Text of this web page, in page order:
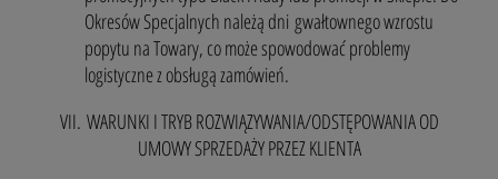
Okresów Specjalnych należą dni gwałtownego wzrostu
popytu na Towary, co może spowodować problemy
logistyczne z obsługą zamówień.
VII. WARUNKI I TRYB ROZWIĄZYWANIA/ODSTĘPOWANIA OD
UMOWY SPRZEDAŻY PRZEZ KLIENTA